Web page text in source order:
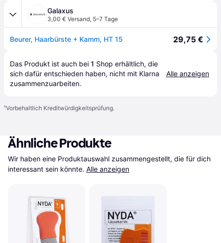
Galaxus
3,00 € Versand, 5–7 Tage
Beurer, Haarbürste + Kamm, HT 15 29,75 €
Das Produkt ist auch bei 1 Shop erhältlich, die
sich dafür entschieden haben, nicht mit Klarna
zusammenzuarbeiten.
Alle anzeigen
¹Vorbehaltlich Kreditwürdigkeitsprüfung.
Ähnliche Produkte
Wir haben eine Produktauswahl zusammengestellt, die für dich
interessant sein könnte. Alle anzeigen